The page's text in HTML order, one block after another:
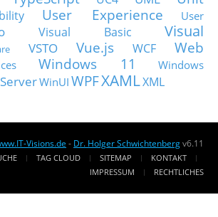
User Experience
User
Visual Basic
Visual
VSTO Vue.js WCF
Web
Windows 11
Windows
WinUI WPFXAMLXML
Visions.de - Dr. Holger Schwichtenbergv6.11
TAG CLOUD SITEMAP
KONTAKT
IMPRESSUM
RECHTLICHES